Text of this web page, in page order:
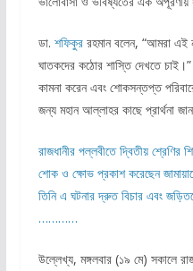
ডা. শফিকুর রহমান বলেন, “আমরা এই
ঘাতকদের কঠোর শাস্তি দেখতে চাই।”
কামনা করেন এবং শোকসন্তপ্ত
জন্য মহান আল্লাহর কাছে প্রার্থনা
রাজধানীর পল্লবীতে দ্বিতীয় শ্রেণির
শোক ও ক্ষোভ প্রকাশ করেছেন
তিনি এ ঘটনার দ্রুত বিচার এবং
…………
উল্লেখ্য, মঙ্গলবার (১৯ মে) সকালে